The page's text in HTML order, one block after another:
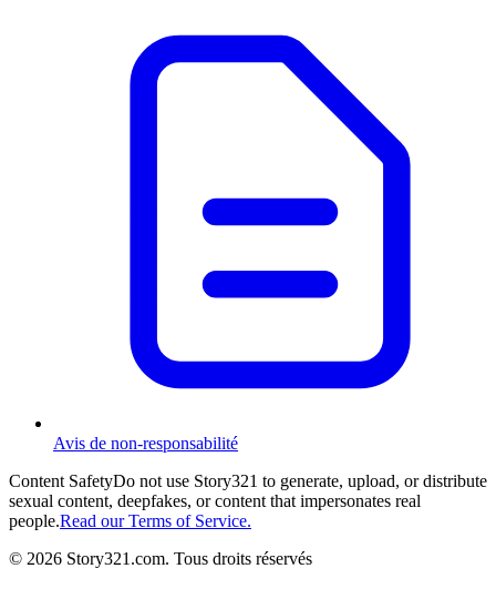
Avis de non-responsabilité
Content SafetyDo not use Story321 to generate, upload, or distribute
sexual content, deepfakes, or content that impersonates real
people.Read our Terms of Service.
© 2026 Story321.com. Tous droits réservés